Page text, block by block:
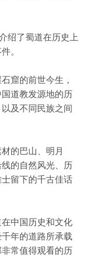
绍了蜀道在历史上
。
窟的前世今生，
道教发源地的历
及不同民族之间
的巴山、明月
的自然风光、历
留下的千古佳话
中国历史和文化
年的道路所承载
常值得观看的历